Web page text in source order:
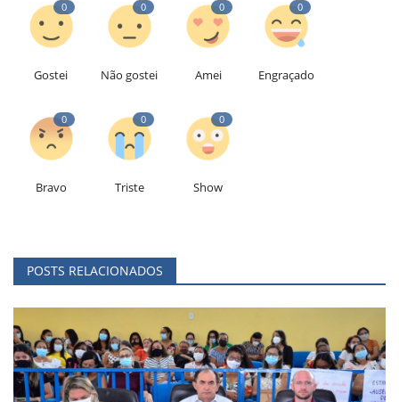
0
Gostei
0
Não gostei
0
Amei
0
Engraçado
0
Bravo
0
Triste
0
Show
POSTS RELACIONADOS